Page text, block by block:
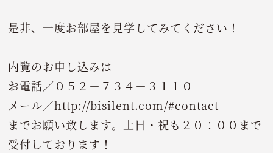
是非、一度お部屋を見学してみてください！
内覧のお申し込みは
お電話／０５２－７３４－３１１０
メール／http://bisilent.com/#contact
までお願い致します。土日・祝も２０：００まで
受付しております！